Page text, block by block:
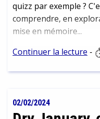
quizz par exemple ?
comprendre, en
mise en mémoire...
Continuer la lecture -
02/02/2024